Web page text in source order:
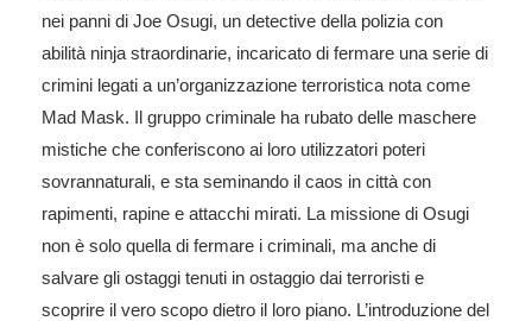
nei panni di Joe Osugi, un detective della polizia con
abilità ninja straordinarie, incaricato di fermare una serie di
crimini legati a un’organizzazione terroristica nota come
Mad Mask. Il gruppo criminale ha rubato delle maschere
mistiche che conferiscono ai loro utilizzatori poteri
sovrannaturali, e sta seminando il caos in città con
rapimenti, rapine e attacchi mirati. La missione di Osugi
non è solo quella di fermare i criminali, ma anche di
salvare gli ostaggi tenuti in ostaggio dai terroristi e
scoprire il vero scopo dietro il loro piano. L’introduzione del